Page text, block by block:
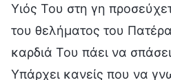
Υιός Του στη γη
του θελήματος του
καρδιά Του πάει να
Υπάρχει κανείς που να